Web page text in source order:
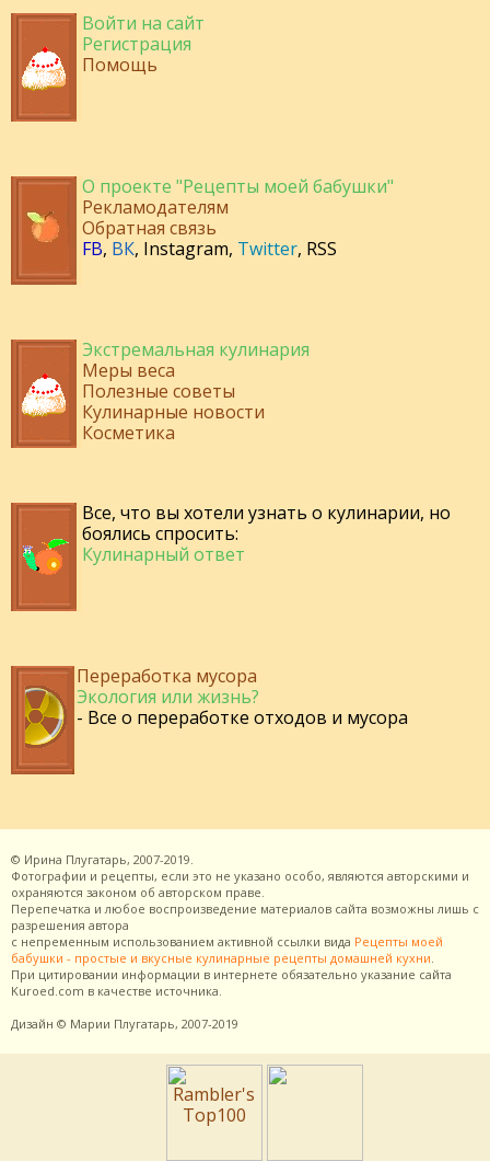
Войти на сайт
Регистрация
Помощь
О проекте "Рецепты моей бабушки"
Рекламодателям
Обратная связь
FB, ВК, Instagram, Twitter, RSS
Экстремальная кулинария
Меры веса
Полезные советы
Кулинарные новости
Косметика
Все, что вы хотели узнать о кулинарии, но
боялись спросить:
Кулинарный ответ
Переработка мусора
Экология или жизнь?
- Все о переработке отходов и мусора
© Ирина Плугатарь, 2007-2019.
Фотографии и рецепты, если это не указано особо, являются авторскими и
охраняются законом об авторском праве.
Перепечатка и любое воспроизведение материалов сайта возможны лишь с
разрешения автора
с непременным использованием активной ссылки вида Рецепты моей
бабушки - простые и вкусные кулинарные рецепты домашней кухни.
При цитировании информации в интернете обязательно указание сайта
Kuroed.com в качестве источника.
Дизайн © Марии Плугатарь, 2007-2019